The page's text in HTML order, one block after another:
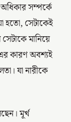
সম্পর্কে
হতো, সেটাকেই
মানিয়ে
কারণ অবশ্যই
যা নারীকে
মূর্খ